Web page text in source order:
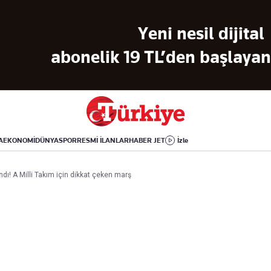
Yeni nesil dijital
abonelik 19 TL’den
EKONOMİDÜNYASPORRESMİ İLANLARHABER JET İzle
Amerika
İsrail-Gazze
Yemek
Aktüel
Sinema
Kitap
A Milli Takım için dikkat çeken marş